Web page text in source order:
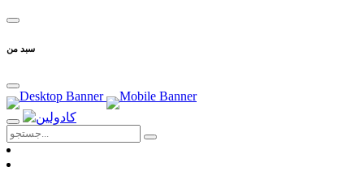
سبد من